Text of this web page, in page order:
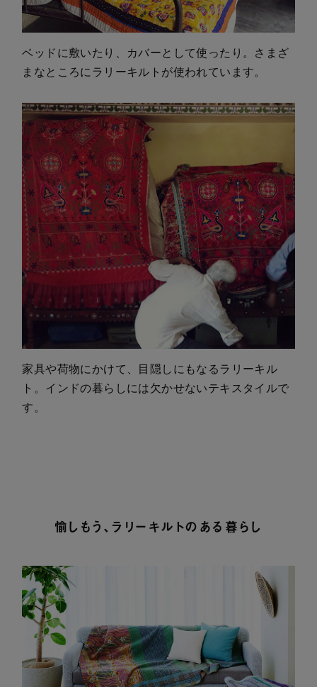
ベッドに敷いたり、カバーとして使ったり。さまざ
まなところにラリーキルトが使われています。
家具や荷物にかけて、目隠しにもなるラリーキル
ト。インドの暮らしには欠かせないテキスタイルで
す。
愉しもう、ラリーキルトのある暮らし